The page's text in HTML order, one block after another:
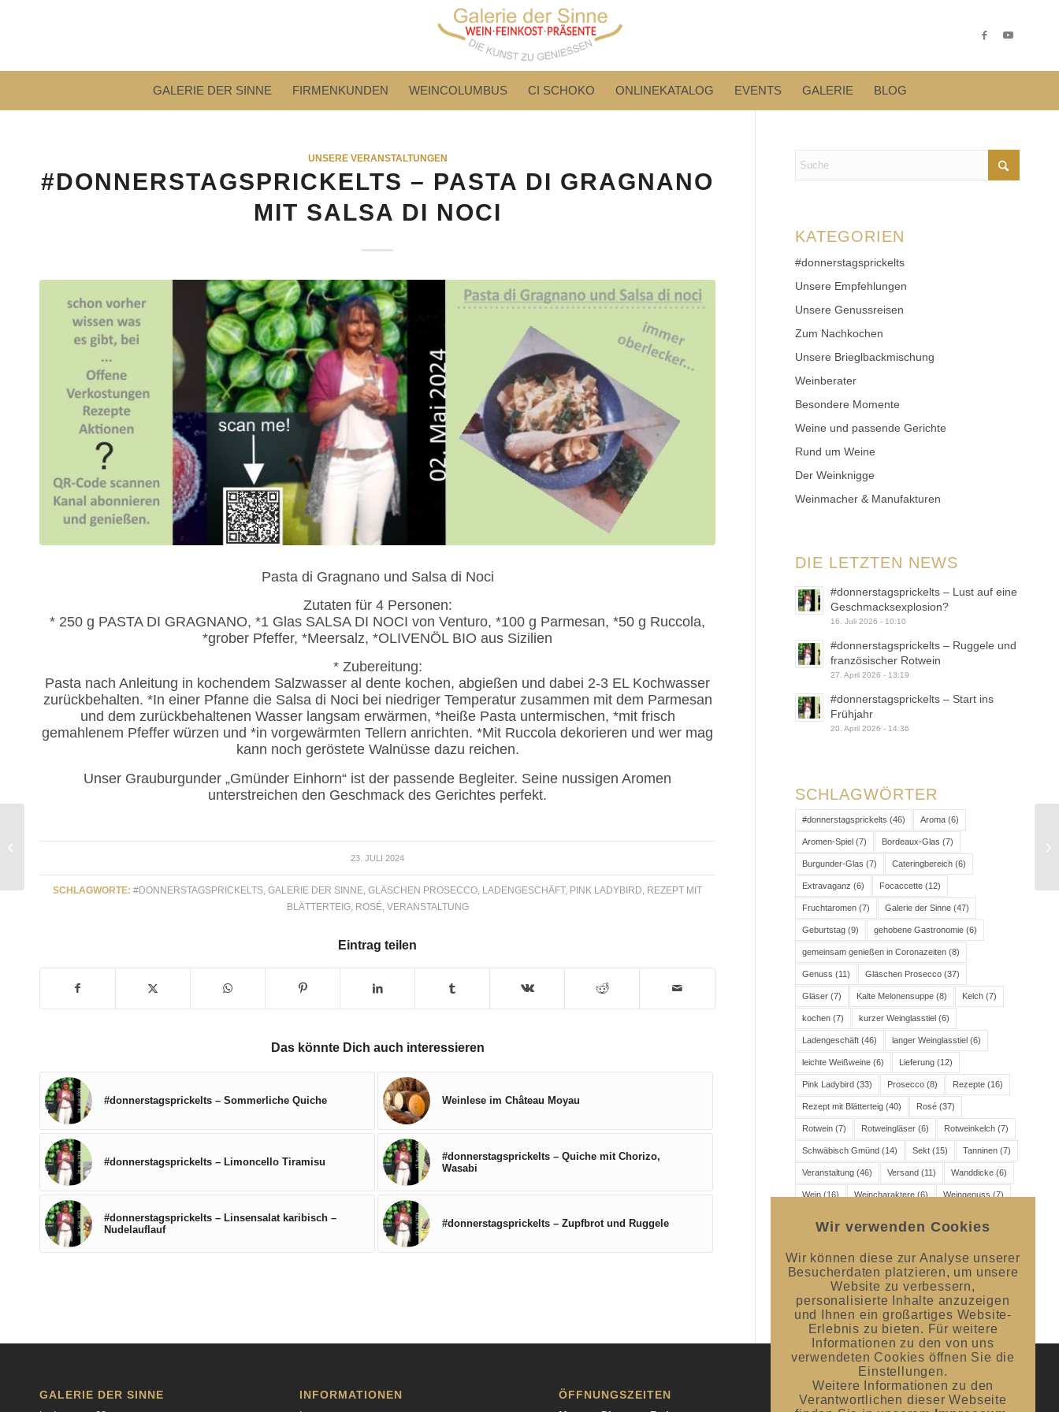
GALERIE DER SINNE FIRMENKUNDEN WEINCOLUMBUS CI SCHOKO ONLINEKATALOG EVENTS GALERIE BLOG
UNSERE VERANSTALTUNGEN
#DONNERSTAGSPRICKELTS – PASTA DI GRAGNANO
MIT SALSA DI NOCI
Pasta di Gragnano und Salsa di Noci
Zutaten für 4 Personen:
* 250 g PASTA DI GRAGNANO, *1 Glas SALSA DI NOCI von Venturo, *100 g Parmesan, *50 g Ruccola,
*grober Pfeffer, *Meersalz, *OLIVENÖL BIO aus Sizilien
* Zubereitung:
Pasta nach Anleitung in kochendem Salzwasser al dente kochen, abgießen und dabei 2-3 EL Kochwasser
zurückbehalten. *In einer Pfanne die Salsa di Noci bei niedriger Temperatur zusammen mit dem Parmesan
und dem zurückbehaltenen Wasser langsam erwärmen, *heiße Pasta untermischen, *mit frisch
gemahlenem Pfeffer würzen und *in vorgewärmten Tellern anrichten. *Mit Ruccola dekorieren und wer mag
kann noch geröstete Walnüsse dazu reichen.
Unser Grauburgunder „Gmünder Einhorn“ ist der passende Begleiter. Seine nussigen Aromen
unterstreichen den Geschmack des Gerichtes perfekt.
23. JULI 2024
SCHLAGWORTE: #DONNERSTAGSPRICKELTS ,GALERIE DER SINNE ,GLÄSCHEN PROSECCO LADENGESCHÄFT, PINK LADYBIRD
REZEPT MIT
BLÄTTERTEIG, ROSÉ, VERANSTALTUNG
Eintrag teilen
Das könnte Dich auch interessieren
#donnerstagsprickelts – Sommerliche Quiche Weinlese im Château Moyau
#donnerstagsprickelts – Limoncello Tiramisu
#donnerstagsprickelts – Quiche mit Chorizo,
Wasabi
#donnerstagsprickelts – Linsensalat karibisch –
Nudelauflauf
#donnerstagsprickelts – Zupfbrot und Ruggele
KATEGORIEN
#donnerstagsprickelts
Unsere Empfehlungen
Unsere Genussreisen
Zum Nachkochen
Unsere Brieglbackmischung
Weinberater
Besondere Momente
Weine und passende Gerichte
Rund um Weine
Der Weinknigge
Weinmacher & Manufakturen
DIE LETZTEN NEWS
#donnerstagsprickelts – Lust auf eine
Geschmacksexplosion?
16. Juli 2026 - 10:10
#donnerstagsprickelts – Ruggele und
französischer Rotwein
27. April 2026 - 13:19
#donnerstagsprickelts – Start ins
Frühjahr
20. April 2026 - 14:36
SCHLAGWÖRTER
#donnerstagsprickelts (46) Aroma (6)
Aromen-Spiel (7) Bordeaux-Glas (7)
Burgunder-Glas (7) Cateringbereich (6)
Extravaganz (6) Focaccette (12)
Fruchtaromen (7) Galerie der Sinne (47)
Geburtstag (9) gehobene Gastronomie (6)
gemeinsam genießen in Coronazeiten (8)
Genuss (11) Gläschen Prosecco (37)
Gläser (7) Kalte Melonensuppe (8) Kelch (7)
kochen (7) kurzer Weinglasstiel (6)
Ladengeschäft (46) langer Weinglasstiel (6)
leichte Weißweine (6) Lieferung (12)
Pink Ladybird (33) Prosecco (8) Rezepte (16)
Rezept mit Blätterteig (40) Rosé (37)
Rotwein (7) Rotweingläser (6) Rotweinkelch (7)
Schwäbisch Gmünd (14) Sekt (15) Tanninen (7)
Veranstaltung (46) Versand (11) Wanddicke (6)
Wein (16) Weincharaktere (6) Weingenuss (7)
GALERIE DER SINNE INFORMATIONEN ÖFFNUNGSZEITEN UNSER BLOG
Wir verwenden Cookies
Wir können diese zur Analyse unserer
Besucherdaten platzieren, um unsere
Website zu verbessern,
personalisierte Inhalte anzuzeigen
und Ihnen ein großartiges Website-
Erlebnis zu bieten. Für weitere
Informationen zu den von uns
verwendeten Cookies öffnen Sie die
Einstellungen.
Weitere Informationen zu den
Verantwortlichen dieser Webseite